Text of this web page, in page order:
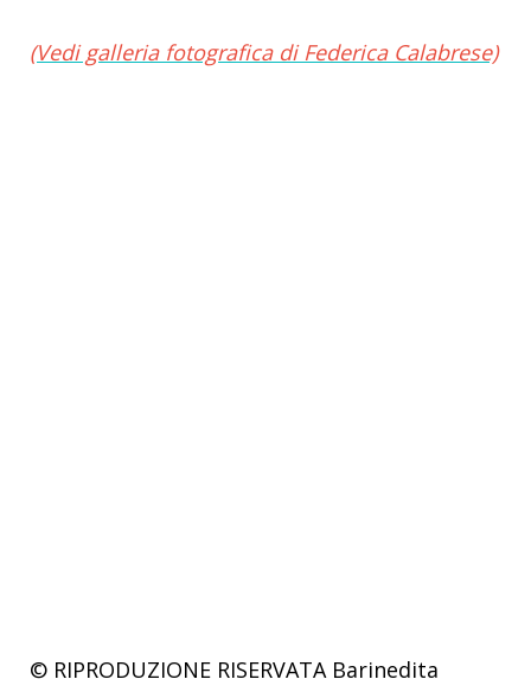
(Vedi galleria fotografica di Federica Calabrese)
© RIPRODUZIONE RISERVATA Barinedita